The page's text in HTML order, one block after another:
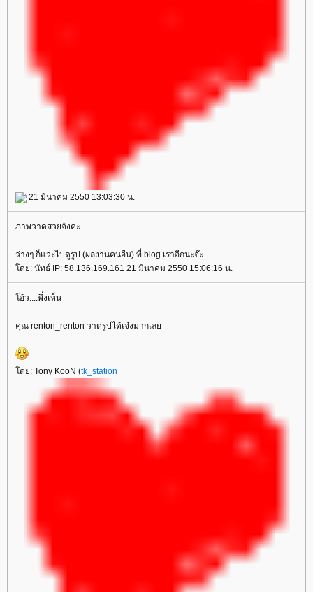
21 มีนาคม 2550 13:03:30 น.
ภาพวาดสวยจังค่ะ
ว่างๆ ก็แวะไปดูรูป (ผลงานคนอื่น) ที่ blog เราอีกนะจ๊ะ
ดย: นัทธ์ IP: 58.136.169.161 21 มีนาคม 2550 15:06:16 น.
อ้ว....พึ่งเห็น
คุณ renton_renton วาดรูปได้เจ๋งมากเล
ดย: Tony KooN (tk_station